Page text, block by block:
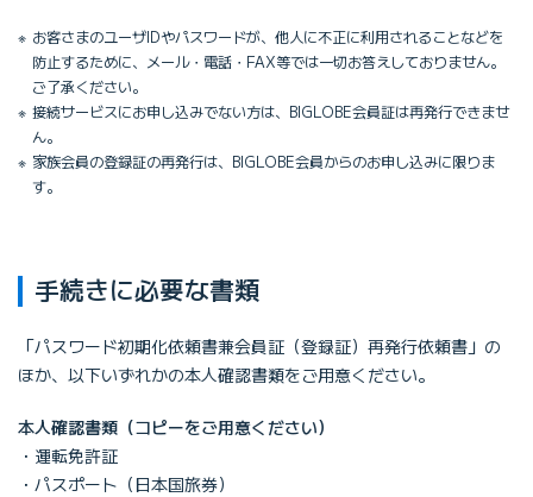
お客さまのユーザIDやパスワードが、他人に不正に利用されることなどを
防止するために、メール・電話・FAX等では一切お答えしておりません。
ご了承ください。
接続サービスにお申し込みでない方は、BIGLOBE会員証は再発行できませ
ん。
家族会員の登録証の再発行は、BIGLOBE会員からのお申し込みに限りま
す。
手続きに必要な書類
「パスワード初期化依頼書兼会員証（登録証）再発行依頼書」の
ほか、以下いずれかの本人確認書類をご用意ください。
本人確認書類（コピーをご用意ください）
運転免許証
パスポート（日本国旅券）